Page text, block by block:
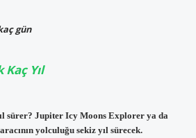
gün
Yıl
sürer? Jupiter Icy Moons Explorer ya da
yolculuğu sekiz yıl sürecek.